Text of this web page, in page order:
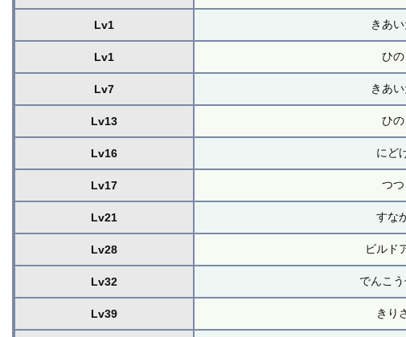
Lv1 きあ
Lv1 ひの
Lv7 きあ
Lv13 ひの
Lv16 にど
Lv17 つつ
Lv21 すな
Lv28 ビルド
Lv32 でんこ
Lv39 きり